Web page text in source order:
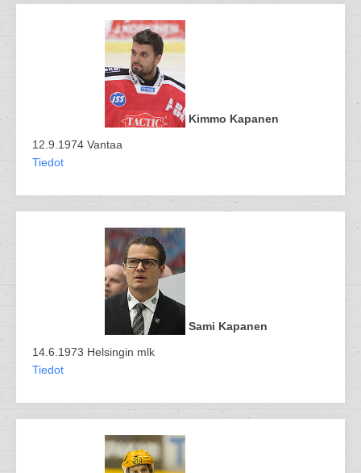
Kimmo Kapanen
12.9.1974 Vantaa
Tiedot
Sami Kapanen
14.6.1973 Helsingin mlk
Tiedot